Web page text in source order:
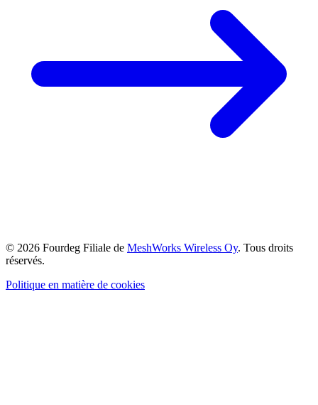
© 2026 Fourdeg Filiale de MeshWorks Wireless Oy. Tous droits
réservés.
Politique en matière de cookies